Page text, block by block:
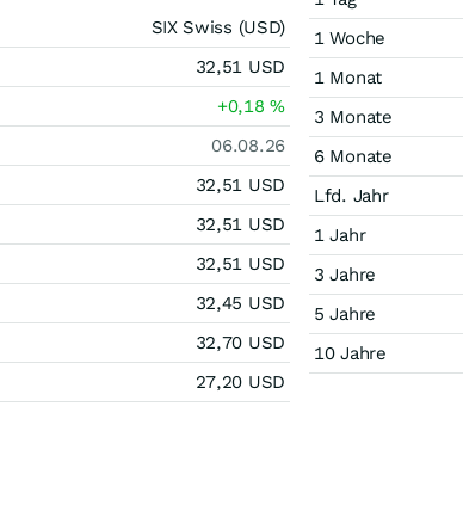
SIX Swiss (USD)
32,51 USD
+0,18%
06.08.26
32,51 USD
32,51 USD
32,51 USD
32,45 USD
32,70 USD
27,20 USD
1 Woche
1 Monat
3 Monate
6 Monate
Lfd. Jahr
1 Jahr
3 Jahre
5 Jahre
10 Jahre